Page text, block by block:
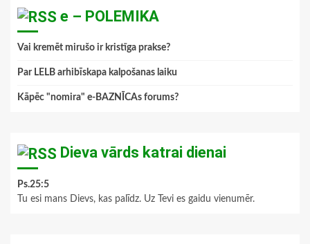
e – POLEMIKA
Vai kremēt mirušo ir kristīga prakse?
Par LELB arhibīskapa kalpošanas laiku
Kāpēc "nomira" e-BAZNĪCAs forums?
Dieva vārds katrai dienai
Ps.25:5
Tu esi mans Dievs, kas palīdz. Uz Tevi es gaidu vienumēr.